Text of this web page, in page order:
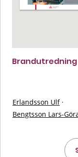
Brandutredning
Erlandsson Ulf ·
Bengtsson Lars-